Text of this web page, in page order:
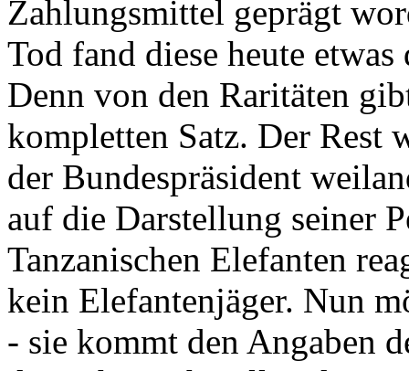
Zahlungsmittel geprägt
Tod fand diese heute
Denn von den Raritäten
kompletten Satz. Der Rest
der Bundespräsident
auf die Darstellung seiner
Tanzanischen Elefanten
kein Elefantenjäger. Nun
- sie kommt den Angaben